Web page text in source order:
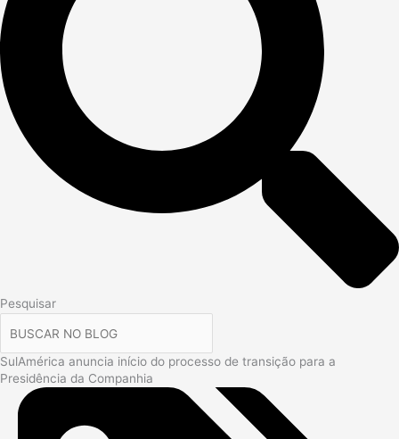
Pesquisar
SulAmérica anuncia início do processo de transição para a
Presidência da Companhia